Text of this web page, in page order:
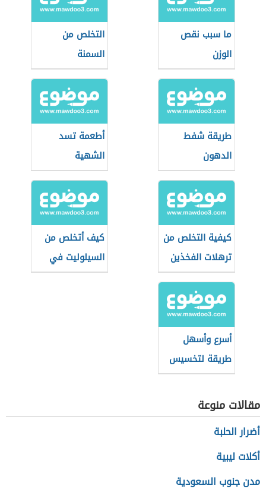
ما سبب نقص
الوزن
التخلص من
السمنة
طريقة شفط
الدهون
أطعمة تسد
الشهية
كيفية التخلص من
ترهلات الفخذين
كيف أتخلص من
السيلوليت في
الأرداف
أسرع وأسهل
طريقة لتخسيس
الأرداف
مقالات منوعة
أضرار الحلبة
أكلات ليبية
مدن جنوب السعودية